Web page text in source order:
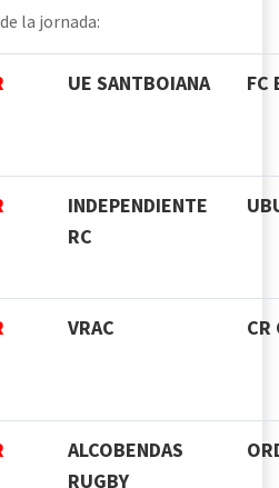
la jornada:
UE SANTBOIANA FC
INDEPENDIENTE
RC
VRAC CR
ALCOBENDAS
RUGBY